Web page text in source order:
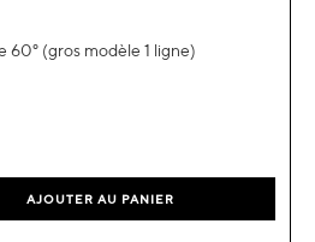
60° (gros modèle 1 ligne)
AJOUTER AU PANIER